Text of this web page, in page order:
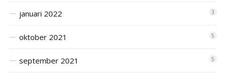
januari 2022 3
oktober 2021 5
september 2021 5